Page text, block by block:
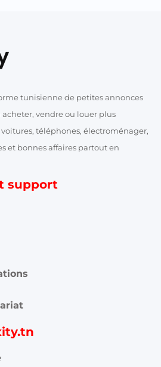
tunisienne de petites annonces
vendre ou louer plus
téléphones, électroménager,
et bonnes affaires partout en
support